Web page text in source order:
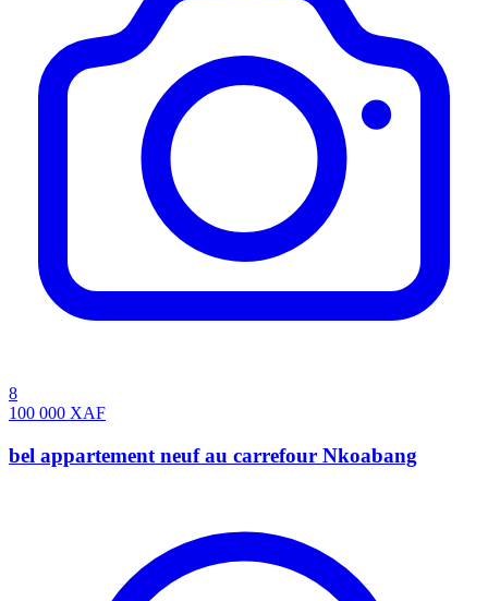
8
100 000 XAF
bel appartement neuf au carrefour Nkoabang